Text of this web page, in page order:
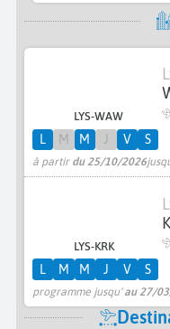
LYS-WAW
à partir du 25/10/2026
L M M V S
LYS-KRK
programme jusqu'au 27/
L M M J V S